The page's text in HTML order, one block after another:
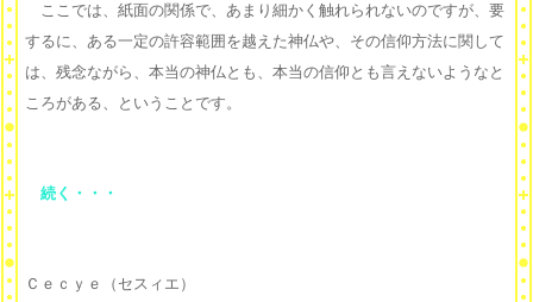
ここでは、紙面の関係で、あまり細かく触れられないのですが、要
するに、ある一定の許容範囲を越えた神仏や、その信仰方法に関して
は、残念ながら、本当の神仏とも、本当の信仰とも言えないようなと
ころがある、ということです。
続く・・・
Ｃｅｃｙｅ（セスィエ）